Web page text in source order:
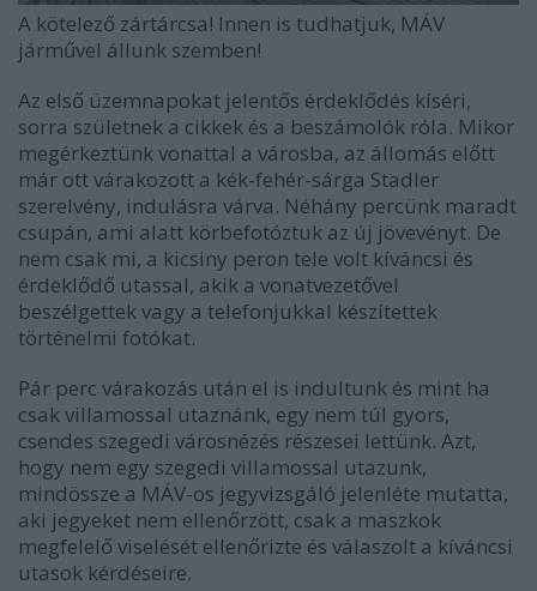
A kötelező zártárcsa! Innen is tudhatjuk, MÁV
járművel állunk szemben!
Az első üzemnapokat jelentős érdeklődés kíséri,
sorra születnek a cikkek és a beszámolók róla. Mikor
megérkeztünk vonattal a városba, az állomás előtt
már ott várakozott a kék-fehér-sárga Stadler
szerelvény, indulásra várva. Néhány percünk maradt
csupán, ami alatt körbefotóztuk az új jövevényt. De
nem csak mi, a kicsiny peron tele volt kíváncsi és
érdeklődő utassal, akik a vonatvezetővel
beszélgettek vagy a telefonjukkal készítettek
történelmi fotókat.
Pár perc várakozás után el is indultunk és mint ha
csak villamossal utaznánk, egy nem túl gyors,
csendes szegedi városnézés részesei lettünk. Azt,
hogy nem egy szegedi villamossal utazunk,
mindössze a MÁV-os jegyvizsgáló jelenléte mutatta,
aki jegyeket nem ellenőrzött, csak a maszkok
megfelelő viselését ellenőrizte és válaszolt a kíváncsi
utasok kérdéseire.